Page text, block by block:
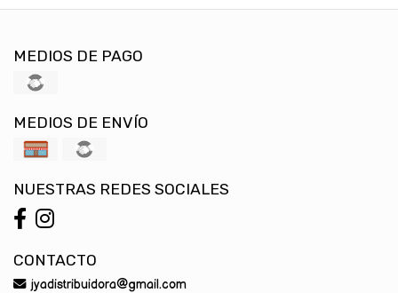
MEDIOS DE PAGO
MEDIOS DE ENVÍO
NUESTRAS REDES SOCIALES
CONTACTO
jyadistribuidora@gmail.com